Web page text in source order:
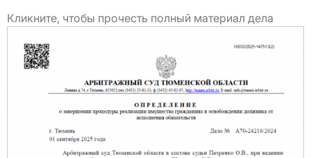
Кликните, чтобы прочесть полный материал дела